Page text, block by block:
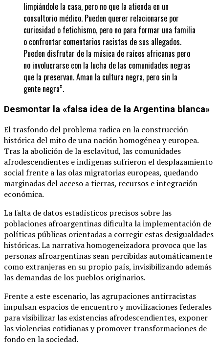
limpiándole la casa, pero no que la atienda en un
consultorio médico. Pueden querer relacionarse por
curiosidad o fetichismo, pero no para formar una familia
o confrontar comentarios racistas de sus allegados.
Pueden disfrutar de la música de raíces africanas pero
no involucrarse con la lucha de las comunidades negras
que la preservan. Aman la cultura negra, pero sin la
gente negra”.
Desmontar la «falsa idea de la Argentina blanca»
El trasfondo del problema radica en la construcción
histórica del mito de una nación homogénea y europea.
Tras la abolición de la esclavitud, las comunidades
afrodescendientes e indígenas sufrieron el desplazamiento
social frente a las olas migratorias europeas, quedando
marginadas del acceso a tierras, recursos e integración
económica.
La falta de datos estadísticos precisos sobre las
poblaciones afroargentinas dificulta la implementación de
políticas públicas orientadas a corregir estas desigualdades
históricas. La narrativa homogeneizadora provoca que las
personas afroargentinas sean percibidas automáticamente
como extranjeras en su propio país, invisibilizando además
las demandas de los pueblos originarios.
Frente a este escenario, las agrupaciones antirracistas
impulsan espacios de encuentro y movilizaciones federales
para visibilizar las existencias afrodescendientes, exponer
las violencias cotidianas y promover transformaciones de
fondo en la sociedad.